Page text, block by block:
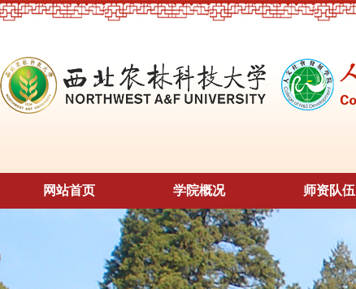
网站首页 学院概况 师资队伍